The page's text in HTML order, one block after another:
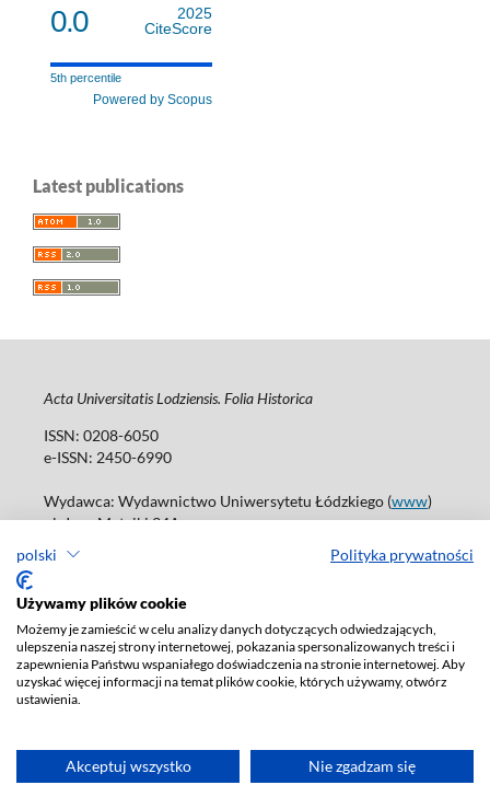
polski Polityka prywatności
Używamy plików cookie
Możemy je zamieścić w celu analizy danych dotyczących odwiedzających,
ulepszenia naszej strony internetowej, pokazania spersonalizowanych treści i
zapewnienia Państwu wspaniałego doświadczenia na stronie internetowej. Aby
uzyskać więcej informacji na temat plików cookie, których używamy, otwórz
ustawienia.
Akceptuj wszystko Nie zgadzam się
0.0
2025
CiteScore
5th percentile
Powered by Scopus
Latest publications
Acta Universitatis Lodziensis. Folia Historica
ISSN: 0208-6050
e-ISSN: 2450-6990
Wydawca: Wydawnictwo Uniwersytetu Łódzkiego (www)
ul. Jana Matejki 34A
Tel.: 42 235 01 65, fax: 42 66 55 86
Deklaracja dostępności